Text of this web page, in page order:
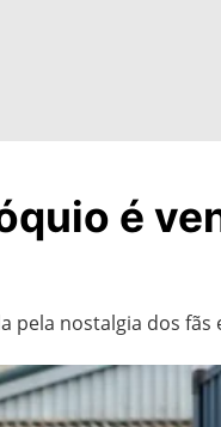
é
pela nostalgia dos